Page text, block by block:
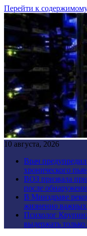
Перейти к
10 августа, 2026
Врач
хронического
ВОЗ призвала
после
В Минздраве
жизненно важных
Психолог
выдержать